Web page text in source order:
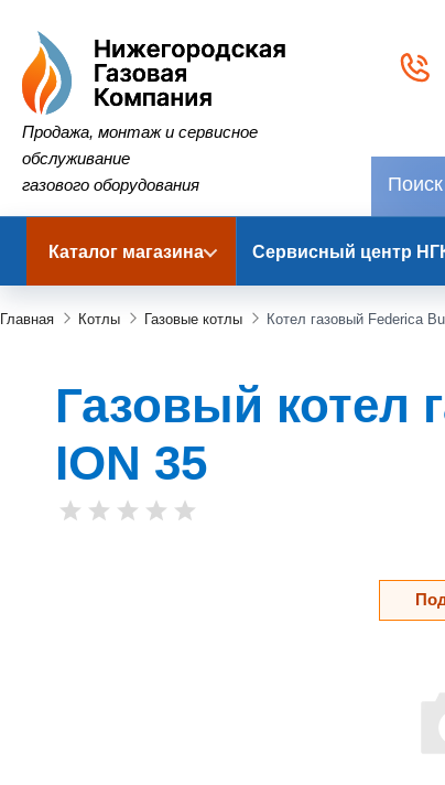
Нижегородская Газовая Компания
Продажа, монтаж и сервисное
обслуживание
газового оборудования
Каталог магазина Сервисный центр
Главная Котлы Газовые котлы Котел газовый Federica
Газовый котел
ION 35